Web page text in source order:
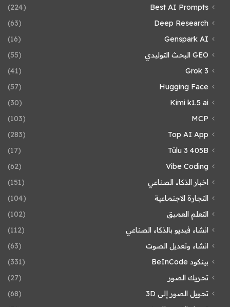
Best AI Prompts
(224)
Deep Research
(63)
Genspark AI
(16)
GEO البحث التوليدي
(55)
Grok 3
(41)
Hugging Face
(57)
Kimi k1.5 ai
(30)
MCP
(103)
Top AI App
(283)
Tülu 3 405B
(17)
Vibe Coding
(62)
اخبار الذكاء الصناعي
(151)
التجارة الاجتماعية
(104)
التعلم العميق
(102)
انشاء فيديو بالذكاء الصناعي
(112)
انشاء وتعديل الصوت
(63)
بينكود BeInCode
(331)
تحريك الصور
(27)
تحويل الصور إلى 3D
(68)